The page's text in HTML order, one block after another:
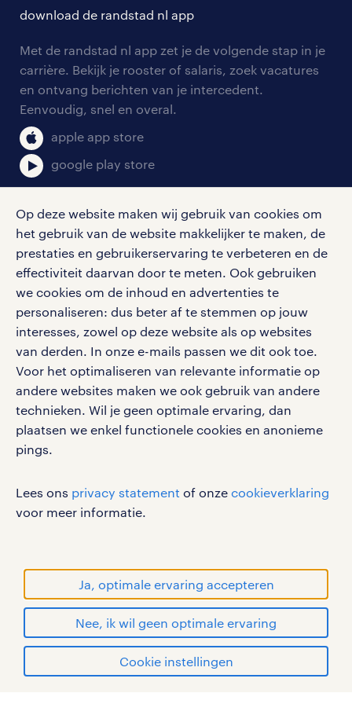
Op deze website maken wij gebruik van cookies om
het gebruik van de website makkelijker te maken, de
prestaties en gebruikerservaring te verbeteren en de
effectiviteit daarvan door te meten. Ook gebruiken
we cookies om de inhoud en advertenties te
personaliseren: dus beter af te stemmen op jouw
interesses, zowel op deze website als op websites
van derden. In onze e-mails passen we dit ook toe.
Voor het optimaliseren van relevante informatie op
andere websites maken we ook gebruik van andere
technieken. Wil je geen optimale ervaring, dan
plaatsen we enkel functionele cookies en anonieme
pings.
Lees ons privacy statement of onze cookieverklaring
voor meer informatie.
Ja, optimale ervaring accepteren
Nee, ik wil geen optimale ervaring
Cookie instellingen
tarieven
personeel gezocht
aanmelden nieuwsbrief
solliciteren
blogs en artikelen
salarischecker
bruto-netto calculator
onze vestigingen
pers
klachten en misstanden
download de randstad nl app
Met de randstad nl app zet je de volgende stap in je
carrière. Bekijk je rooster of salaris, zoek vacatures
en ontvang berichten van je intercedent.
Eenvoudig, snel en overal.
apple app store
google play store
social media
Volg ons voor de leukste content omtrent
vacatures, solliciteren en inspiratie.
werken bij randstad
gebruikersvoorwaarden
privacystatement
cookies
handelsmerken van Randstad N.V.
© Randstad 2026